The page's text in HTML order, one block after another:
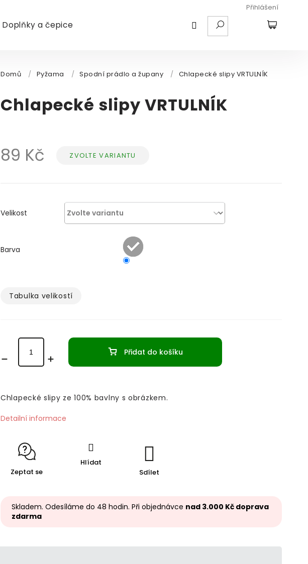
Přihlášení
HLEDAT
NÁKUPNÍ
Doplňky a čepice
Domů / Pyžama / Spodní prádlo a župany / Chlapecké slipy VRTULNÍK
Chlapecké slipy VRTULNÍK
89 Kč Měrná
ZVOLTE VARIANTU
Velikost
Barva
Tabulka velikostí­
Přidat do košíku
Chlapecké slipy ze 100% bavlny s obrázkem.
Detailní informace
Zeptat se
Hlídat
Sdílet
Skladem. Odesíláme do 48 hodin. Při objednávce nad 3.000 Kč doprava
zdarma